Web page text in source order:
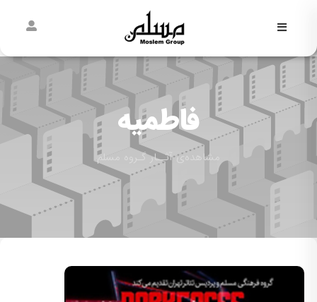
نیمه
شعبان
غدیر
مسلمی‌ها
پیش از
فاطمیه
مشاهده‌ی آثــار گـروه مسلم